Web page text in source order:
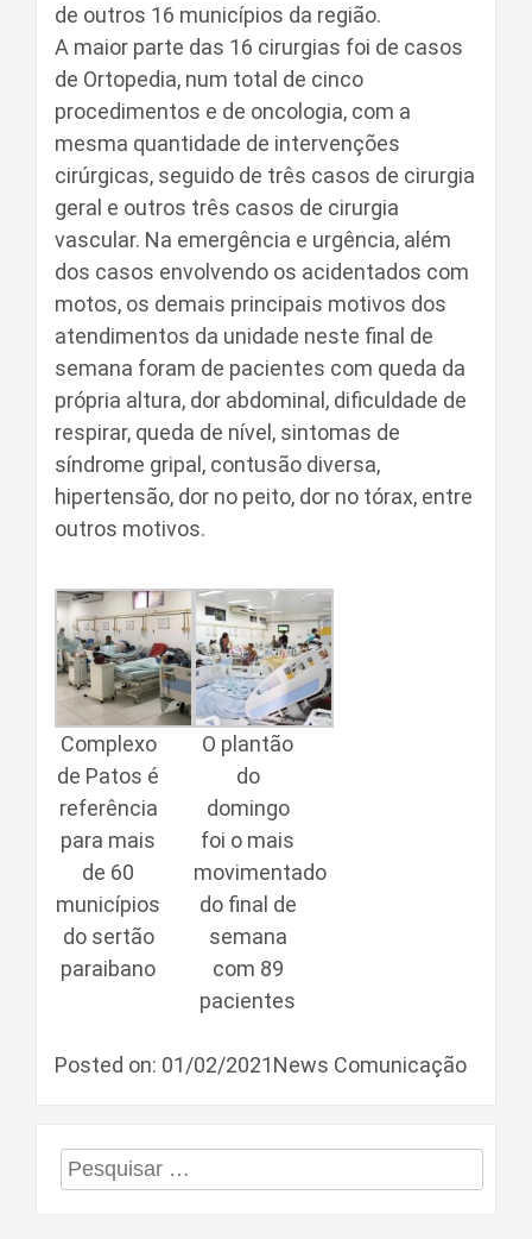
de outros 16 municípios da região.
A maior parte das 16 cirurgias foi de casos
de Ortopedia, num total de cinco
procedimentos e de oncologia, com a
mesma quantidade de intervenções
cirúrgicas, seguido de três casos de cirurgia
geral e outros três casos de cirurgia
vascular. Na emergência e urgência, além
dos casos envolvendo os acidentados com
motos, os demais principais motivos dos
atendimentos da unidade neste final de
semana foram de pacientes com queda da
própria altura, dor abdominal, dificuldade de
respirar, queda de nível, sintomas de
síndrome gripal, contusão diversa,
hipertensão, dor no peito, dor no tórax, entre
outros motivos.
Complexo
de Patos é
referência
para mais
de 60
municípios
do sertão
paraibano
O plantão
do
domingo
foi o mais
movimentado
do final de
semana
com 89
pacientes
Posted on: 01/02/2021News Comunicação
Pesquisar
por: